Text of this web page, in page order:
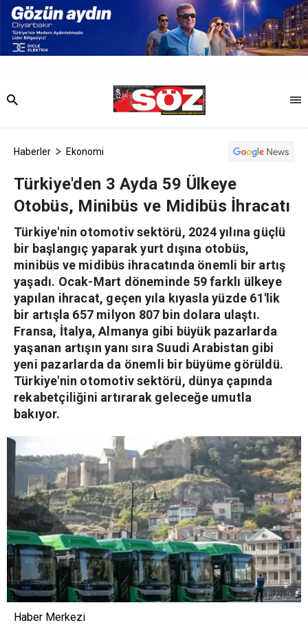
Haberler Ekonomi
Türkiye'den 3 Ayda 59 Ülkeye
Otobüs, Minibüs ve Midibüs İhracatı
Türkiye'nin otomotiv sektörü, 2024 yılına güçlü
bir başlangıç yaparak yurt dışına otobüs,
minibüs ve midibüs ihracatında önemli bir artış
yaşadı. Ocak-Mart döneminde 59 farklı ülkeye
yapılan ihracat, geçen yıla kıyasla yüzde 61'lik
bir artışla 657 milyon 807 bin dolara ulaştı.
Fransa, İtalya, Almanya gibi büyük pazarlarda
yaşanan artışın yanı sıra Suudi Arabistan gibi
yeni pazarlarda da önemli bir büyüme görüldü.
Türkiye'nin otomotiv sektörü, dünya çapında
rekabetçiliğini artırarak geleceğe umutla
bakıyor.
Haber Merkezi